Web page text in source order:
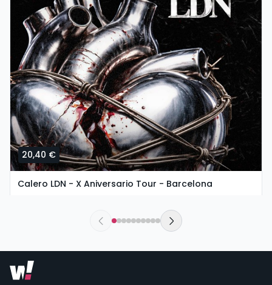
20,40 €
Calero LDN - X Aniversario Tour - Barcelona
La Deskomunal SCCL | Barcelona